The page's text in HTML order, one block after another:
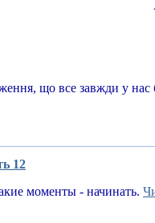
що все завжди у нас
12
моменты - начинать.